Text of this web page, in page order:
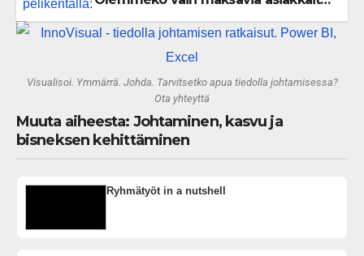
gigatehtaan?
Visualisoi. Ymmärrä. Johda. Tarvitsetko apua tiedolla johtamisessa?
Ota yhteyttä
Muuta aiheesta: Johtaminen, kasvu ja
bisneksen kehittäminen
Ryhmätyöt in a nutshell